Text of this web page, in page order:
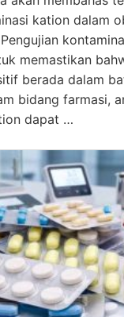
kation dalam
Pengujian
memastikan
berada dalam
bidang farmasi,
dapat …